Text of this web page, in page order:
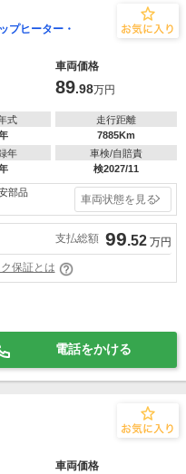
プヒーター・
車両価格
89.98万円
式
走行距離
7885Km
年
車検/自賠責
検2027/11
部品
車両状態を見る
支払総額 99.52 万円
保証とは
電話をかける
車両価格